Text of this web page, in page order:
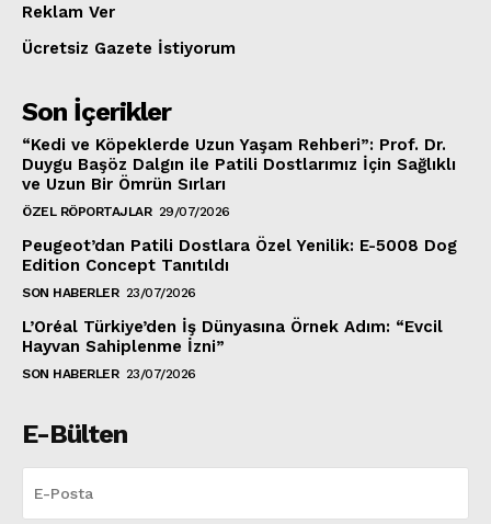
Reklam Ver
Ücretsiz Gazete İstiyorum
Son İçerikler
“Kedi ve Köpeklerde Uzun Yaşam Rehberi”: Prof. Dr.
Duygu Başöz Dalgın ile Patili Dostlarımız İçin Sağlıklı
ve Uzun Bir Ömrün Sırları
ÖZEL RÖPORTAJLAR 29/07/2026
Peugeot’dan Patili Dostlara Özel Yenilik: E-5008 Dog
Edition Concept Tanıtıldı
SON HABERLER 23/07/2026
L’Oréal Türkiye’den İş Dünyasına Örnek Adım: “Evcil
Hayvan Sahiplenme İzni”
SON HABERLER 23/07/2026
E-Bülten